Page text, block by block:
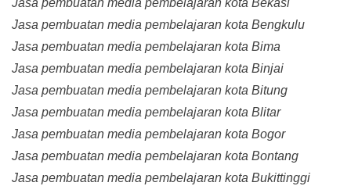
Jasa pembuatan media pembelajaran kota Bekasi
Jasa pembuatan media pembelajaran kota Bengkulu
Jasa pembuatan media pembelajaran kota Bima
Jasa pembuatan media pembelajaran kota Binjai
Jasa pembuatan media pembelajaran kota Bitung
Jasa pembuatan media pembelajaran kota Blitar
Jasa pembuatan media pembelajaran kota Bogor
Jasa pembuatan media pembelajaran kota Bontang
Jasa pembuatan media pembelajaran kota Bukittinggi